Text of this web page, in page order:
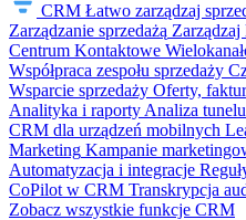
CRM Łatwo zarządzaj
Zarządzanie sprzedażą
Centrum Kontaktowe
Współpraca zespołu sprzedaży
Wsparcie sprzedaży Oferty,
Analityka i raporty Analiza
CRM dla urządzeń mobilnych
Marketing Kampanie
Automatyzacja i integracje
CoPilot w CRM Transkrypcja
Zobacz wszystkie funkcje CRM